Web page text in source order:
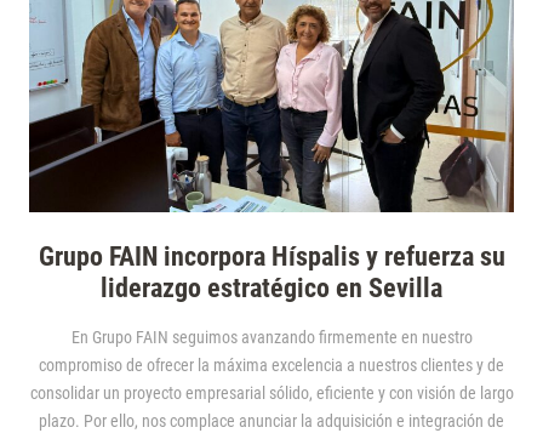
Grupo FAIN incorpora Híspalis y refuerza su
liderazgo estratégico en Sevilla
En Grupo FAIN seguimos avanzando firmemente en nuestro
compromiso de ofrecer la máxima excelencia a nuestros clientes y de
consolidar un proyecto empresarial sólido, eficiente y con visión de largo
plazo. Por ello, nos complace anunciar la adquisición e integración de